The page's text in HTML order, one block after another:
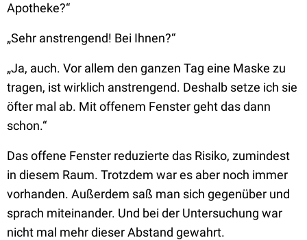
Apotheke?“
„Sehr anstrengend! Bei Ihnen?“
„Ja, auch. Vor allem den ganzen Tag eine Maske zu
tragen, ist wirklich anstrengend. Deshalb setze ich sie
öfter mal ab. Mit offenem Fenster geht das dann
schon.“
Das offene Fenster reduzierte das Risiko, zumindest
in diesem Raum. Trotzdem war es aber noch immer
vorhanden. Außerdem saß man sich gegenüber und
sprach miteinander. Und bei der Untersuchung war
nicht mal mehr dieser Abstand gewahrt.